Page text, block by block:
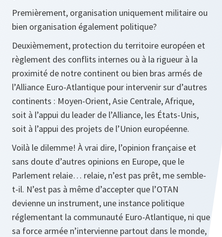
Premièrement, organisation uniquement militaire ou
bien organisation également politique?
Deuxièmement, protection du territoire européen et
règlement des conflits internes ou à la rigueur à la
proximité de notre continent ou bien bras armés de
l’Alliance Euro-Atlantique pour intervenir sur d’autres
continents : Moyen-Orient, Asie Centrale, Afrique,
soit à l’appui du leader de l’Alliance, les États-Unis,
soit à l’appui des projets de l’Union européenne.
Voilà le dilemme! À vrai dire, l’opinion française et
sans doute d’autres opinions en Europe, que le
Parlement relaie… relaie, n’est pas prêt, me semble-
t-il. N’est pas à même d’accepter que l’OTAN
devienne un instrument, une instance politique
réglementant la communauté Euro-Atlantique, ni que
sa force armée n’intervienne partout dans le monde,